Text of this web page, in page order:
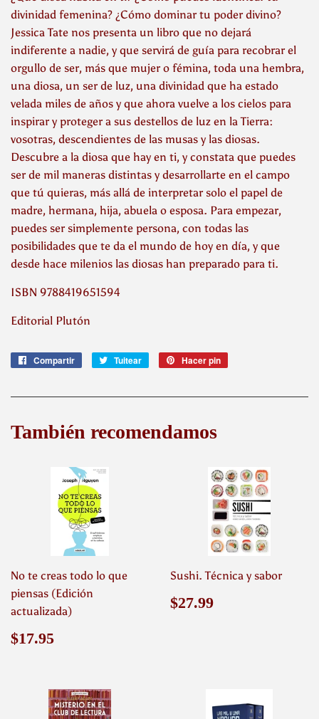
divinidad femenina? ¿Cómo dominar tu poder divino?
Jessica Tate nos presenta un libro que no dejará
indiferente a nadie, y que servirá de guía para recobrar el
orgullo de ser, más que mujer o fémina, toda una hembra,
una diosa, un ser de luz, una divinidad que ha estado
velada miles de años y que ahora vuelve a los cielos para
inspirar y proteger a sus destellos de luz en la Tierra:
vosotras, descendientes de las musas y las diosas.
Descubre a la diosa que hay en ti, y constata que puedes
ser de mil maneras distintas y desarrollarte en el campo
que tú quieras, más allá de interpretar solo el papel de
madre, hermana, hija, abuela o esposa. Para empezar,
puedes ser simplemente persona, con todas las
posibilidades que te da el mundo de hoy en día, y que
desde hace milenios las diosas han preparado para ti.
ISBN 9788419651594
Editorial Plutón
Compartir
CompartirTuitear
Tuitear Hacer pin
También recomendamos
No te creas todo lo que
piensas (Edición
actualizada)
Precio
$17.95
Sushi. Técnica y sabor
Precio
$27.99